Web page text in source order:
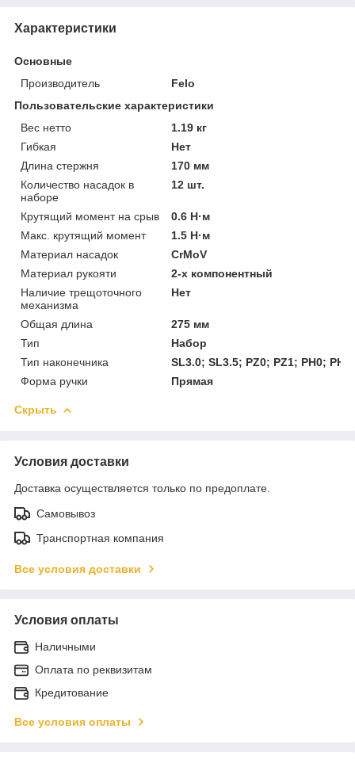
Характеристики
Основные
Производитель
Felo
Пользовательские характеристики
Вес нетто
1.19 кг
Гибкая
Нет
Длина стержня
170 мм
Количество насадок в
наборе
12 шт.
Крутящий момент на срыв
0.6 Н·м
Макс. крутящий момент
1.5 Н·м
Материал насадок
CrMoV
Материал рукояти
2-х компонентный
Наличие трещоточного
механизма
Нет
Общая длина
275 мм
Тип
Набор
Тип наконечника
SL3.0; SL3.5; PZ0; PZ1; PH0;
Форма ручки
Прямая
Скрыть
Условия доставки
Доставка осуществляется только по предоплате.
Самовывоз
Транспортная компания
Все условия доставки
Условия оплаты
Наличными
Оплата по реквизитам
Кредитование
Все условия оплаты